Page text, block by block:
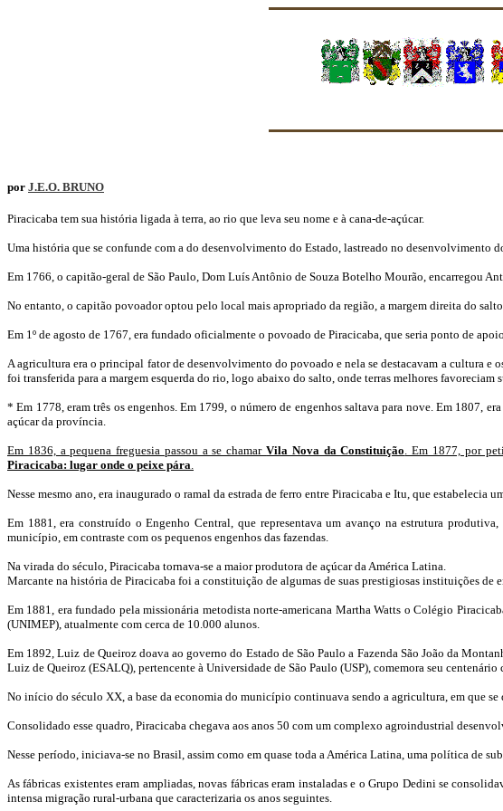
por J.E.O. BRUNO
Piracicaba tem sua história ligada à terra, ao rio que leva seu nome e à cana-de-açúcar.
Uma história que se confunde com a do desenvolvimento do Estado, lastreado no desenvolvimento
Em 1766, o capitão-geral de São Paulo, Dom Luís Antônio de Souza Botelho Mourão, encarregou
No entanto, o capitão povoador optou pelo local mais apropriado da região, a margem direita do
Em 1º de agosto de 1767, era fundado oficialmente o povoado de Piracicaba, que seria ponto de
A agricultura era o principal fator de desenvolvimento do povoado e nela se destacavam a cultura e
foi transferida para a margem esquerda do rio, logo abaixo do salto, onde terras melhores favoreciam
* Em 1778, eram três os engenhos. Em 1799, o número de engenhos saltava para nove. Em 1807,
açúcar da província.
Em 1836, a pequena freguesia passou a se chamarVila Nova da Constituição. Em 1877, por
Piracicaba: lugar onde o peixe pára.
Nesse mesmo ano, era inaugurado o ramal da estrada de ferro entre Piracicaba e Itu, que estabelecia
Em 1881, era construído o Engenho Central, que representava um avanço na estrutura
município, em contraste com os pequenos engenhos das fazendas.
Na virada do século, Piracicaba tornava-se a maior produtora de açúcar da América Latina.
Marcante na história de Piracicaba foi a constituição de algumas de suas prestigiosas instituições de
Em 1881, era fundado pela missionária metodista norte-americana Martha Watts o Colégio
(UNIMEP), atualmente com cerca de 10.000 alunos.
Em 1892, Luiz de Queiroz doava ao governo do Estado de São Paulo a Fazenda São João da
Luiz de Queiroz (ESALQ), pertencente à Universidade de São Paulo (USP), comemora seu
No início do século XX, a base da economia do município continuava sendo a agricultura, em que
Consolidado esse quadro, Piracicaba chegava aos anos 50 com um complexo agroindustrial
Nesse período, iniciava-se no Brasil, assim como em quase toda a América Latina, uma política de
As fábricas existentes eram ampliadas, novas fábricas eram instaladas e o Grupo Dedini se
intensa migração rural-urbana que caracterizaria os anos seguintes.